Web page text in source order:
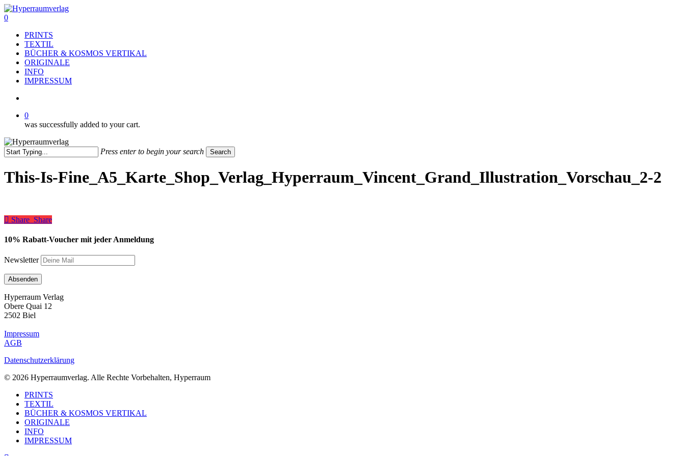
Skip
to
content
search
0
PRINTS
TEXTIL
BÜCHER & KOSMOS VERTIKAL
ORIGINALE
INFO
IMPRESSUM
0
was successfully added to your cart.
Press enter to begin your search Search
Search
This-Is-Fine_A5_Karte_Shop_Verlag_Hyperraum_Vincent_Grand_Illustration_Vorschau_2-2
Share
Share Share
10% Rabatt-Voucher mit jeder Anmeldung
Newsletter
Hyperraum Verlag
Obere Quai 12
2502 Biel
Impressum
AGB
Datenschutzerklärung
© 2026 Hyperraumverlag. Alle Rechte Vorbehalten, Hyperraum
Close
Menu
PRINTS
TEXTIL
BÜCHER & KOSMOS VERTIKAL
ORIGINALE
INFO
IMPRESSUM